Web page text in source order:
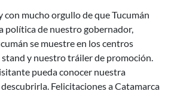
con mucho orgullo de que Tucumán
política de nuestro gobernador,
se muestre en los centros
y nuestro tráiler de promoción.
pueda conocer nuestra
Felicitaciones a Catamarca